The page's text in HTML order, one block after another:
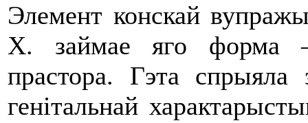
Элемент конскай
Х. займае яго форма
прастора. Гэта
генiтальнай